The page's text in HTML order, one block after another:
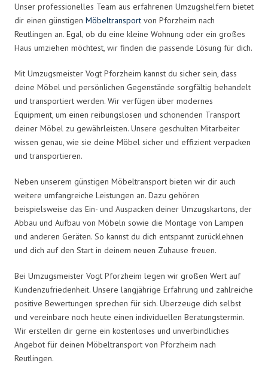
Unser professionelles Team aus erfahrenen Umzugshelfern bietet
dir einen günstigen Möbeltransport von Pforzheim nach
Reutlingen an. Egal, ob du eine kleine Wohnung oder ein großes
Haus umziehen möchtest, wir finden die passende Lösung für dich.
Mit Umzugsmeister Vogt Pforzheim kannst du sicher sein, dass
deine Möbel und persönlichen Gegenstände sorgfältig behandelt
und transportiert werden. Wir verfügen über modernes
Equipment, um einen reibungslosen und schonenden Transport
deiner Möbel zu gewährleisten. Unsere geschulten Mitarbeiter
wissen genau, wie sie deine Möbel sicher und effizient verpacken
und transportieren.
Neben unserem günstigen Möbeltransport bieten wir dir auch
weitere umfangreiche Leistungen an. Dazu gehören
beispielsweise das Ein- und Auspacken deiner Umzugskartons, der
Abbau und Aufbau von Möbeln sowie die Montage von Lampen
und anderen Geräten. So kannst du dich entspannt zurücklehnen
und dich auf den Start in deinem neuen Zuhause freuen.
Bei Umzugsmeister Vogt Pforzheim legen wir großen Wert auf
Kundenzufriedenheit. Unsere langjährige Erfahrung und zahlreiche
positive Bewertungen sprechen für sich. Überzeuge dich selbst
und vereinbare noch heute einen individuellen Beratungstermin.
Wir erstellen dir gerne ein kostenloses und unverbindliches
Angebot für deinen Möbeltransport von Pforzheim nach
Reutlingen.